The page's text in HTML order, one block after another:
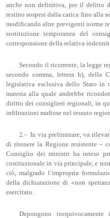
anche non definitiva, per il delitto
restino sospesi dalla carica fino alla
modificando altre previgenti norme
sostituzione temporanea del
corresponsione della relativa
Secondo il ricorrente, la legge
secondo comma, lettera h), della
legislativa esclusiva dello Stato in
materia alla quale andrebbe
diritto dei consiglieri regionali, in
infiltrazioni mafiose nel tessuto
2.– In via preliminare, va
di ritenere la Regione resistente –
Consiglio dei ministri ha inteso
costituzionale in via principale, e
ciò, malgrado l’impropria
della dichiarazione di «non
esercitato.
Depongono